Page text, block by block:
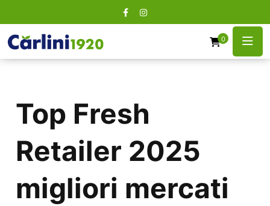
0
Top Fresh
Retailer 2025
migliori mercati